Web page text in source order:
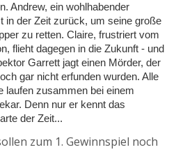
Andrew, ein wohlhabender
in der Zeit zurück, um seine große
zu retten. Claire, frustriert vom
flieht dagegen in die Zukunft - und
Garrett jagt einen Mörder, der
gar nicht erfunden wurden. Alle
laufen zusammen bei einem
Denn nur er kennt das
der Zeit...
zum 1. Gewinnspiel noch